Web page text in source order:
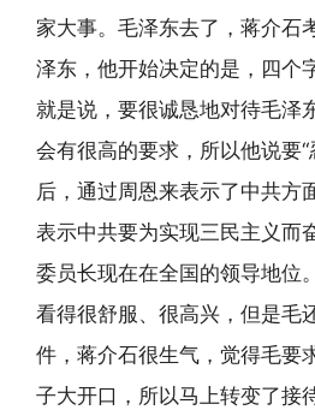
家大事。毛泽东去了，蒋介石
泽东，他开始决定的是，四个
就是说，要很诚恳地对待毛泽
会有很高的要求，所以他说要
后，通过周恩来表示了中共方
表示中共要为实现三民主义而
委员长现在在全国的领导地位
看得很舒服、很高兴，但是毛
件，蒋介石很生气，觉得毛要
子大开口，所以马上转变了接